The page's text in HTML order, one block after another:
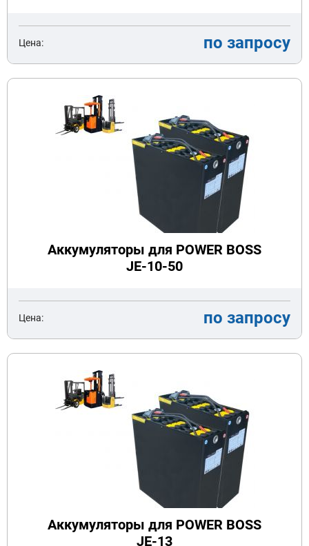
Цена: по запросу
Аккумуляторы для POWER BOSS
JE-10-50
Цена: по запросу
Аккумуляторы для POWER BOSS
JE-13